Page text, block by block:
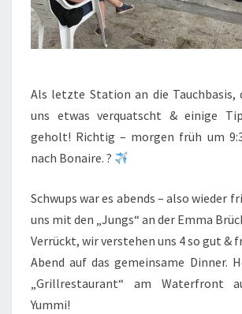
Als letzte Station an die
uns etwas verquatscht & einige
geholt! Richtig – morgen früh um
nach Bonaire. ?
Schwups war es abends – also wieder
uns mit den „Jungs“ an der Emma
Verrückt, wir verstehen uns 4 so gut &
Abend auf das gemeinsame Dinner.
„Grillrestaurant“ am Waterfront
Yummi!